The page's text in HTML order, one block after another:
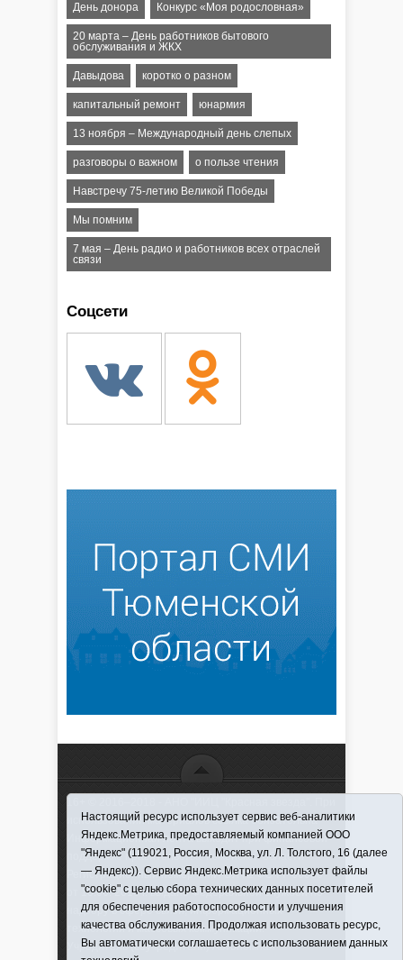
День донора Конкурс «Моя родословная»
20 марта – День работников бытового
обслуживания и ЖКХ
Давыдова коротко о разном
капитальный ремонт юнармия
13 ноября – Международный день слепых
разговоры о важном о пользе чтения
Навстречу 75-летию Великой Победы
Мы помним
7 мая – День радио и работников всех отраслей
связи
Соцсети
использовании материалов ссылка обязательна
Информационная лента выходит при финансовой
поддержке правительства Тюменской области
Регистрационный номер СМИ ЭЛ № ФС 77-66066
от 10.06. 2016 г. выдано Федеральной службой по
надзору в сфере связи, информационных
технологий и массовых коммуникаций.
Учредитель (соучредители) Автономная
Настоящий ресурс использует сервис веб-аналитики
Яндекс.Метрика, предоставляемый компанией ООО
"Яндекс" (119021, Россия, Москва, ул. Л. Толстого, 16 (далее
— Яндекс)). Сервис Яндекс.Метрика использует файлы
"cookie" с целью сбора технических данных посетителей
для обеспечения работоспособности и улучшения
качества обслуживания. Продолжая использовать ресурс,
Вы автоматически соглашаетесь с использованием данных